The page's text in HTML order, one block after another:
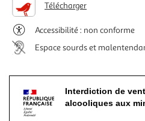
Télécharger
Accessibilité : non conforme
Espace sourds et
Interdiction de
alcooliques aux